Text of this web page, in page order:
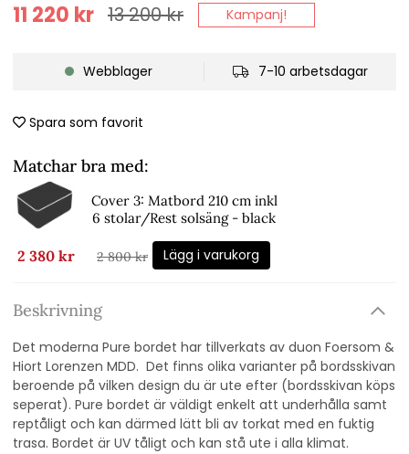
13 200kr
11 220 kr Kampanj!
Webblager 7-10 arbetsdagar
Spara som favorit
Matchar bra med:
Cover 3: Matbord 210 cm inkl
6 stolar/Rest solsäng - black
2 380 kr 2 800 kr Lägg i varukorg
Beskrivning
Det moderna Pure bordet har tillverkats av duon Foersom &
Hiort Lorenzen MDD. Det finns olika varianter på bordsskivan
beroende på vilken design du är ute efter (bordsskivan köps
seperat). Pure bordet är väldigt enkelt att underhålla samt
reptåligt och kan därmed lätt bli av torkat med en fuktig
trasa. Bordet är UV tåligt och kan stå ute i alla klimat.